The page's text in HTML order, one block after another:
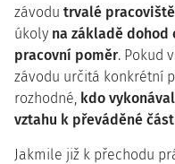
závodu trvalé pracoviště
úkoly na základě dohod
pracovní poměr. Pokud
závodu určitá konkrétní
rozhodné, kdo
vztahu k převáděné
Jakmile již k přechodu